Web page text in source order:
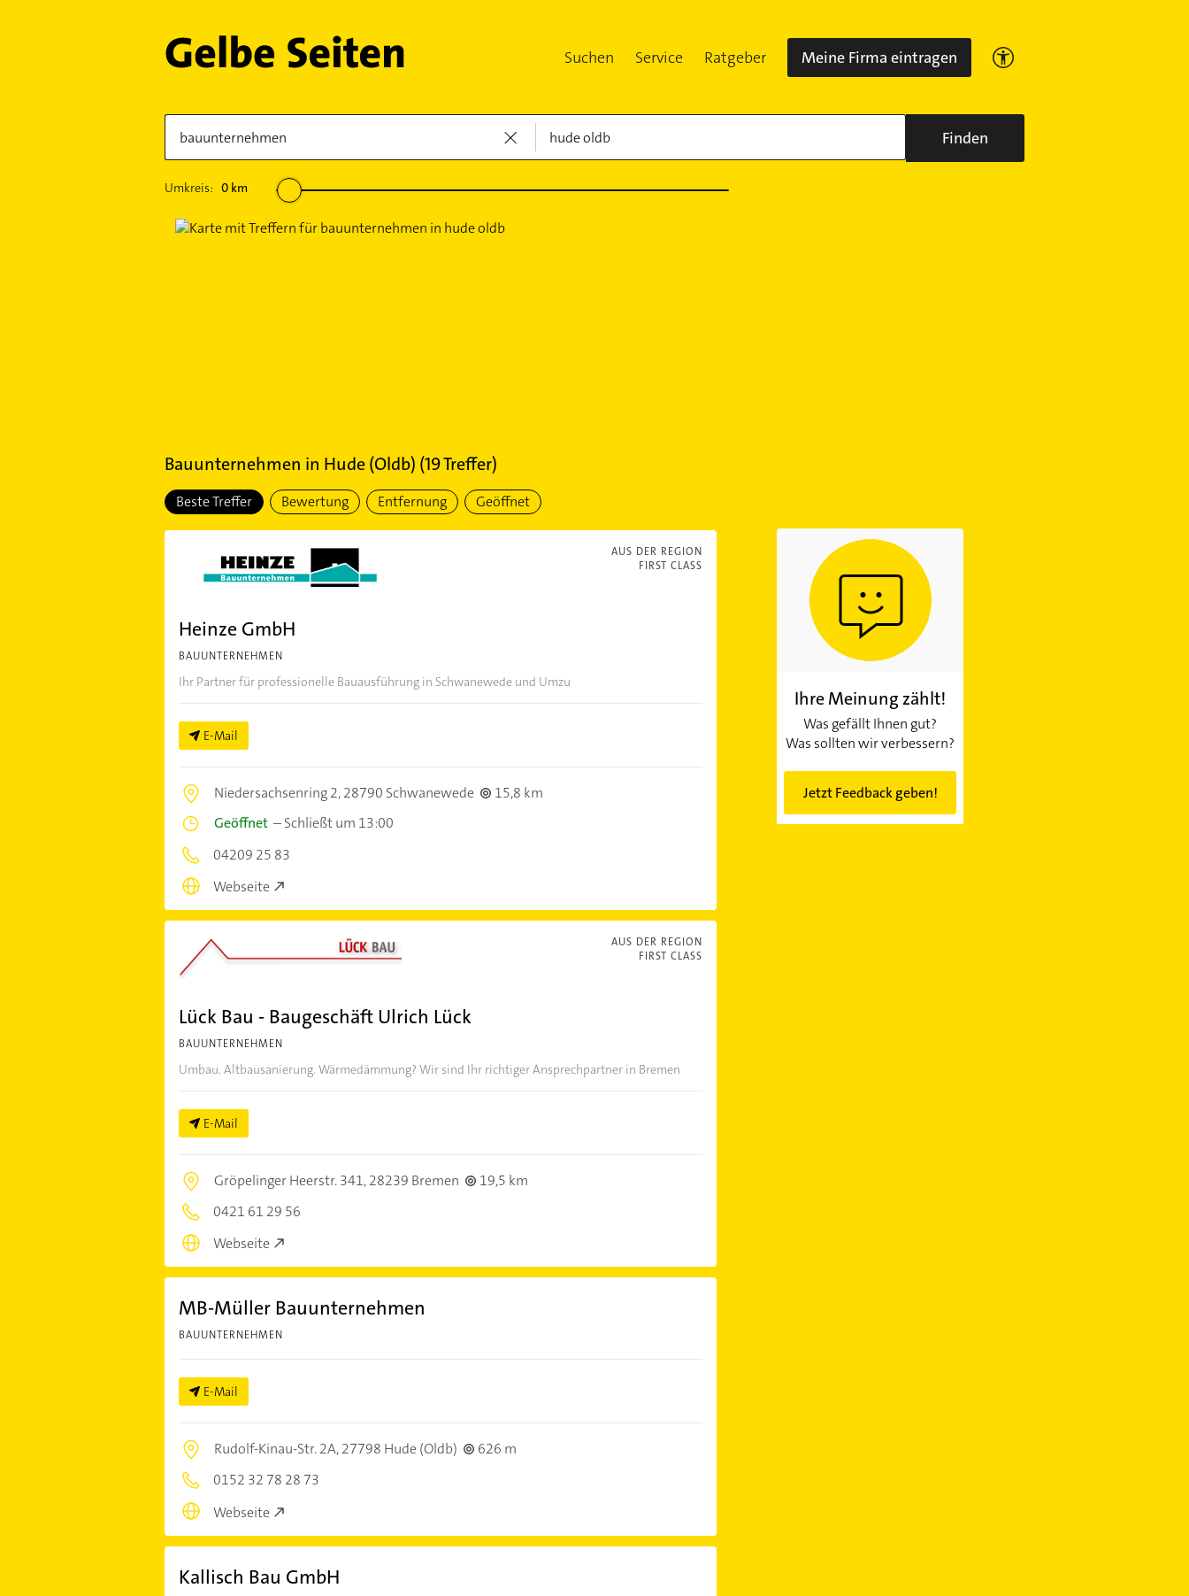
Suchen Service Ratgeber Meine Firma eintragen
Finden
Umkreis: 0km
Bauunternehmen in Hude (Oldb) (19Treffer)
Beste Treffer Bewertung Entfernung Geöffnet
AUS DER REGION
FIRST CLASS
Heinze GmbH
BAUUNTERNEHMEN
Ihr Partner für professionelle Bauausführung in Schwanewede und Umzu
E-Mail
Niedersachsenring 2,28790 Schwanewede
15,8 km
Geöffnet–Schließt um 13:00
04209 25 83
Webseite
AUS DER REGION
FIRST CLASS
Lück Bau - Baugeschäft Ulrich Lück
BAUUNTERNEHMEN
Umbau. Altbausanierung. Wärmedämmung? Wir sind Ihr richtiger Ansprechpartner in Bremen
E-Mail
Gröpelinger Heerstr. 341,28239 Bremen
19,5 km
0421 61 29 56
Webseite
MB-Müller Bauunternehmen
BAUUNTERNEHMEN
E-Mail
Rudolf-Kinau-Str. 2A,27798 Hude (Oldb)
626 m
0152 32 78 28 73
Webseite
Kallisch Bau GmbH
Ihre Meinung zählt!
Was gefällt Ihnen gut?
Was sollten wir verbessern?
Jetzt Feedback geben!